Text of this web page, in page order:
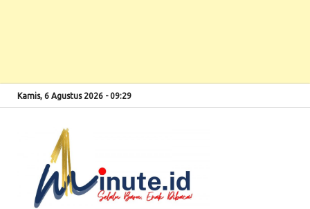
Kamis, 6 Agustus 2026 - 09:29